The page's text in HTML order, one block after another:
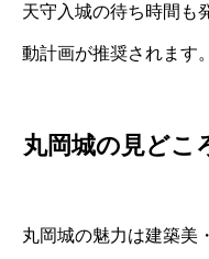
天守入城の待ち時間も
動計画が推奨されます。
丸岡城の見どこ
丸岡城の魅力は建築美